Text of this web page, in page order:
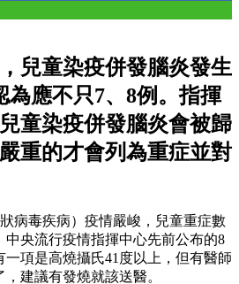
兒童染疫併發腦炎發生
為應不只7、8例。指揮
童染疫併發腦炎會被歸
重的才會列為重症並對
病毒疾病）疫情嚴峻，兒童重症數
央流行疫情指揮中心先前公布的8
項是高燒攝氏41度以上，但有醫師
建議有發燒就該送醫。